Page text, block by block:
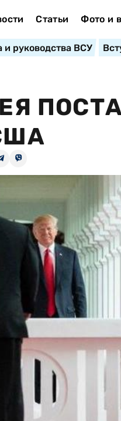
Статьи Фото и
и руководства ВСУ